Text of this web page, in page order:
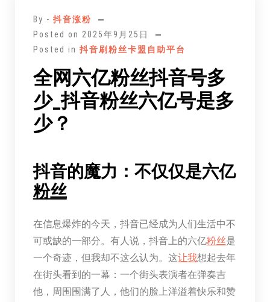
By - 抖音涨粉
Posted on 2025年9月25日
Posted in 抖音刷粉丝卡盟自助平台
全网六亿粉丝抖音号多
少_抖音粉丝六亿号是多
少？
抖音的魔力：不仅仅是六亿
粉丝
在信息爆炸的今天，抖音已经成为人们生活中不
可或缺的一部分。有人说，抖音上的六亿粉丝是
一个奇迹，但我却不这么认为。这让我想起去年
在街头看到的一幕：一个街头表演者在弹奏吉
他，周围围满了人，他们的脸上洋溢着快乐和赞